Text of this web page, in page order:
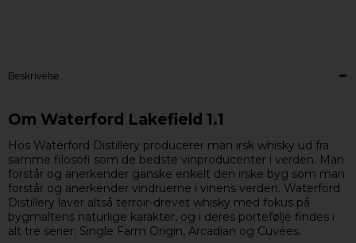
Beskrivelse
Om Waterford Lakefield 1.1
Hos Waterford Distillery producerer man irsk whisky ud fra
samme filosofi som de bedste vinproducenter i verden. Man
forstår og anerkender ganske enkelt den irske byg som man
forstår og anerkender vindruerne i vinens verden. Waterford
Distillery laver altså terroir-drevet whisky med fokus på
bygmaltens naturlige karakter, og i deres portefølje findes i
alt tre serier; Single Farm Origin, Arcadian og Cuvées.